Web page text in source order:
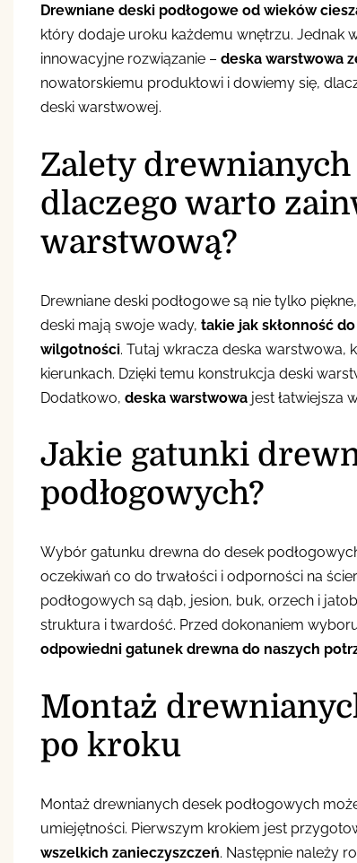
Drewniane deski podłogowe od wieków
który dodaje uroku każdemu wnętrzu. Jednak
innowacyjne rozwiązanie – deska warstwowa
nowatorskiemu produktowi i dowiemy się,
deski warstwowej.
Zalety drewnianych
dlaczego warto
warstwową?
Drewniane deski podłogowe są nie tylko
deski mają swoje wady, takie jak skłonność
wilgotności. Tutaj wkracza deska warstwowa,
kierunkach. Dzięki temu konstrukcja deski
Dodatkowo, deska warstwowa jest łatwiejsza
Jakie gatunki
podłogowych?
Wybór gatunku drewna do desek
oczekiwań co do trwałości i odporności na
podłogowych są dąb, jesion, buk, orzech i
struktura i twardość. Przed dokonaniem
odpowiedni gatunek drewna do naszych
Montaż
po kroku
Montaż drewnianych desek podłogowych
umiejętności. Pierwszym krokiem jest
wszelkich zanieczyszczeń. Następnie należy